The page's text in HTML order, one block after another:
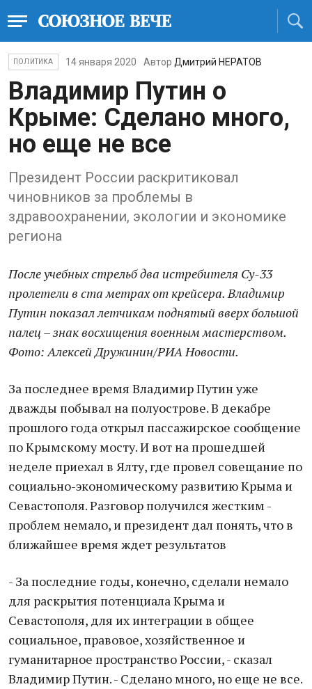
ПОЛИТИКА 14 января 2020 Автор Дмитрий НЕРАТОВ
Владимир Путин о
Крыме: Сделано много,
но еще не все
Президент России раскритиковал
чиновников за проблемы в
здравоохранении, экологии и экономике
региона
После учебных стрельб два истребителя Су-33
пролетели в ста метрах от крейсера. Владимир
Путин показал летчикам поднятый вверх большой
палец – знак восхищения военным мастерством.
Фото: Алексей Дружинин/РИА Новости.
За последнее время Владимир Путин уже
дважды побывал на полуострове. В декабре
прошлого года открыл пассажирское сообщение
по Крымскому мосту. И вот на прошедшей
неделе приехал в Ялту, где провел совещание по
социально-экономическому развитию Крыма и
Севастополя. Разговор получился жестким -
проблем немало, и президент дал понять, что в
ближайшее время ждет результатов
- За последние годы, конечно, сделали немало
для раскрытия потенциала Крыма и
Севастополя, для их интеграции в общее
социальное, правовое, хозяйственное и
гуманитарное пространство России, - сказал
Владимир Путин. - Сделано много, но еще не все.